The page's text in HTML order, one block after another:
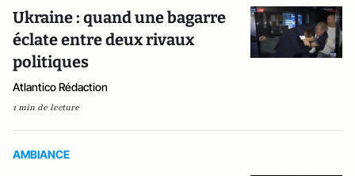
Ukraine : quand une bagarre
éclate entre deux rivaux
politiques
Atlantico Rédaction
1 min de lecture
AMBIANCE